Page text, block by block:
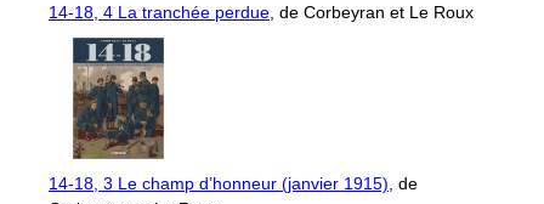
14-18, 4 La tranchée perdue , de Corbeyran et Le Roux
14-18, 3 Le champ d’honneur (janvier 1915) , de